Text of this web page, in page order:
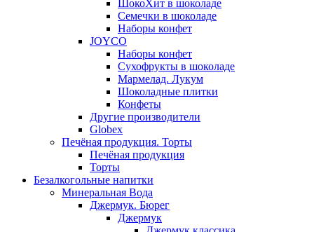
ШокоХит в шоколаде
Семечки в шоколаде
Наборы конфет
JOYCO
Наборы конфет
Сухофрукты в шоколаде
Мармелад. Лукум
Шоколадные плитки
Конфеты
Другие производители
Globex
Печёная продукция. Торты
Печёная продукция
Торты
Безалкогольные напитки
Минеральная Вода
Джермук. Бюрег
Джермук